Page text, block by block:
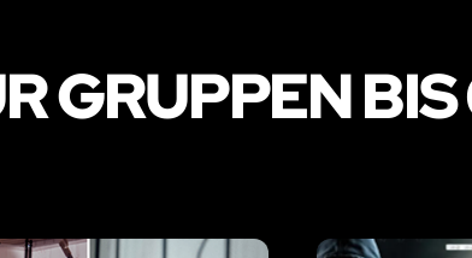
GRUPPEN BIS